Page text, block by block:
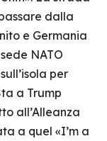
dalla
e Germania
NATO
per
a Trump
all’Alleanza
a quel «I’m a